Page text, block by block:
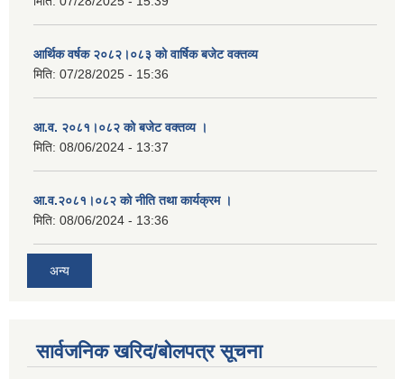
आर्थिक वर्षक २०८२।०८३ को वार्षिक बजेट वक्तव्य
मिति: 07/28/2025 - 15:36
आ.व. २०८१।०८२ को बजेट वक्तव्य ।
मिति: 08/06/2024 - 13:37
आ.व.२०८१।०८२ को नीति तथा कार्यक्रम ।
मिति: 08/06/2024 - 13:36
अन्य
सार्वजनिक खरिद/बोलपत्र सूचना